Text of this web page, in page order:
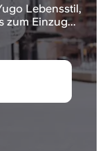
Lebensstil,
zum Einzug...